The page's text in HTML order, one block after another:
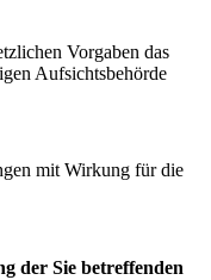
Vorgaben das
Aufsichtsbehörde
mit Wirkung für die
der Sie betreffenden